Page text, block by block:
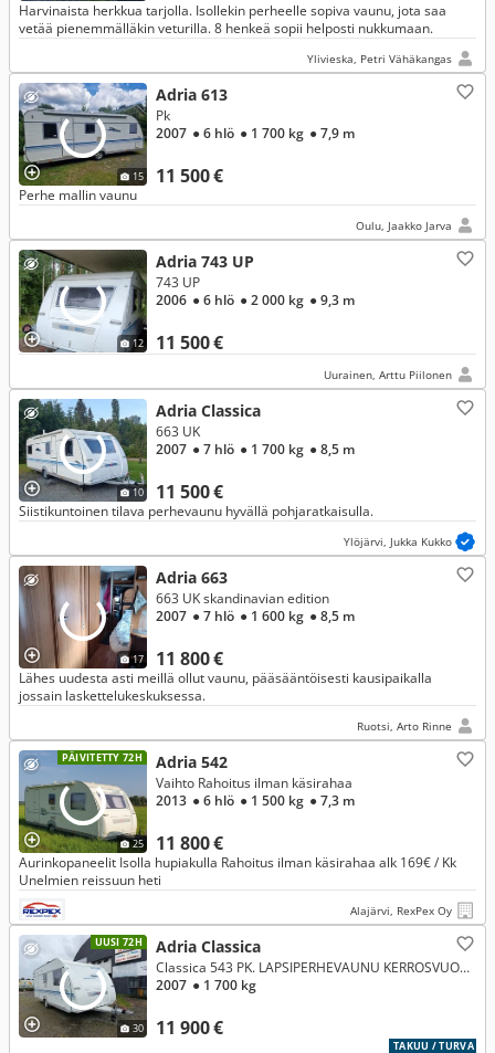
Harvinaista herkkua tarjolla. Isollekin perheelle sopiva vaunu, jota saa
vetää pienemmälläkin veturilla. 8 henkeä sopii helposti nukkumaan.
Ylivieska, Petri Vähäkangas
15
Adria 613
11 500 €
Pk
2007 ● 6 hlö ● 1 700 kg ● 7,9 m
Perhe mallin vaunu
Oulu, Jaakko Jarva
12
Adria 743 UP
11 500 €
743 UP
2006 ● 6 hlö ● 2 000 kg ● 9,3 m
Uurainen, Arttu Piilonen
10
Adria Classica
11 500 €
663 UK
2007 ● 7 hlö ● 1 700 kg ● 8,5 m
Siistikuntoinen tilava perhevaunu hyvällä pohjaratkaisulla.
Ylöjärvi, Jukka Kukko
17
Adria 663
11 800 €
663 UK skandinavian edition
2007 ● 7 hlö ● 1 600 kg ● 8,5 m
Lähes uudesta asti meillä ollut vaunu, pääsääntöisesti kausipaikalla
jossain laskettelukeskuksessa.
Ruotsi, Arto Rinne
PÄIVITETTY 72H
25
Adria 542
11 800 €
Vaihto Rahoitus ilman käsirahaa
2013 ● 6 hlö ● 1 500 kg ● 7,3 m
Aurinkopaneelit Isolla hupiakulla Rahoitus ilman käsirahaa alk 169€ / Kk
Unelmien reissuun heti
Alajärvi, RexPex Oy
UUSI 72H
30
Adria Classica
11 900 €
Classica 543 PK. LAPSIPERHEVAUNU KERROSVUOTEILLA JA ALDE LÄMMITYKSELLÄ !!!
2007 ● 1 700 kg
TAKUU / TURVA